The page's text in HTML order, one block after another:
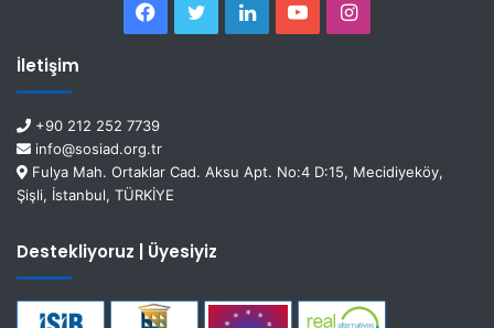
İletişim
+90 212 252 7739
info@sosiad.org.tr
Fulya Mah. Ortaklar Cad. Aksu Apt. No:4 D:15, Mecidiyeköy,
Şişli, İstanbul, TÜRKİYE
Destekliyoruz | Üyesiyiz